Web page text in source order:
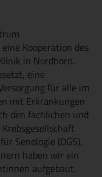
Kooperation des
in Nordhorn.
eine
für alle im
mit Erkrankungen
den fachlichen und
Senologie (DGS).
haben wir ein
aufgebaut.